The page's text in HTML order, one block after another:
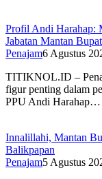
Profil Andi Harahap:
Jabatan Mantan
Penajam6 Agustus
TITIKNOL.ID –
figur penting dalam
PPU Andi Harahap…
Innalillahi, Mantan
Balikpapan
Penajam5 Agustus